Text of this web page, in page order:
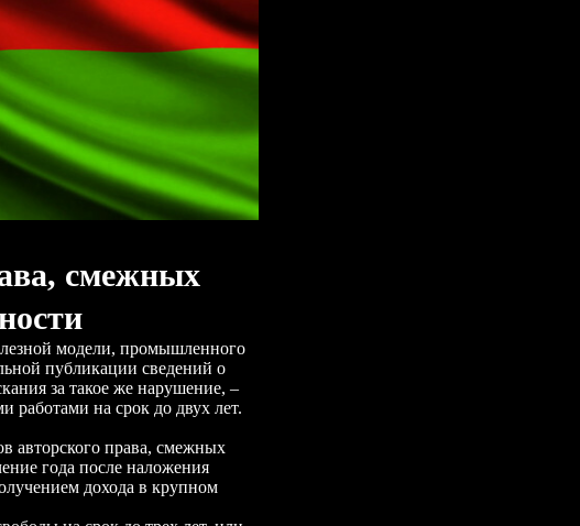
смежных
модели, промышленного
публикации сведений о
за такое же нарушение, –
на срок до двух лет.
авторского права, смежных
года после наложения
дохода в крупном